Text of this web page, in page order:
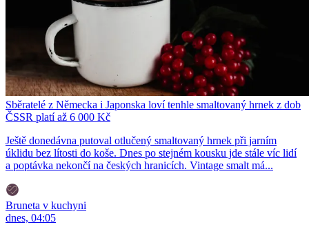
Sběratelé z Německa i Japonska loví tenhle smaltovaný hrnek z dob
ČSSR platí až 6 000 Kč
Ještě donedávna putoval otlučený smaltovaný hrnek při jarním
úklidu bez lítosti do koše. Dnes po stejném kousku jde stále víc lidí
a poptávka nekončí na českých hranicích. Vintage smalt má...
Bruneta v kuchyni
dnes, 04:05